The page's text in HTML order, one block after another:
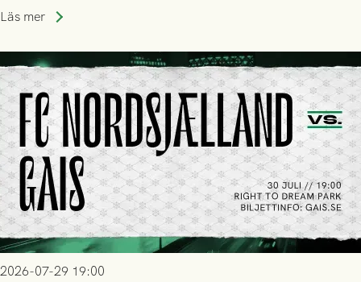
upphöra efter mindre än kvarten spelad. På lika mark visade
tennissiffror och det grönsvarta europaäventyret tog slut.
Läs mer
2026-07-29 19:00